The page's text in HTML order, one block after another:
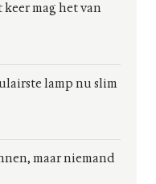
mag het van
lamp nu slim
maar niemand